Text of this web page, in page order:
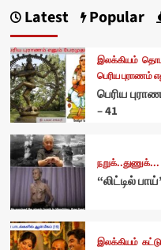
Latest Popular
இலக்கியம்
பெரிய புராணம்
பெரிய
– 41
நறுக்..துணுக்...
“லிட்டில்
இலக்கியம்